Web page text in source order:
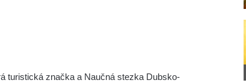
turistická značka a Naučná stezka Dubsko-